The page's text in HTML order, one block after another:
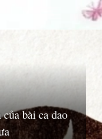
bài ca dao